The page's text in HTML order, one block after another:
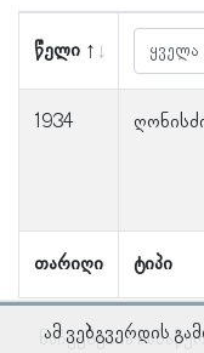
წელი
თარიღი ტიპი
1934
ნაჩვენებია
ამ ვებგვერდის